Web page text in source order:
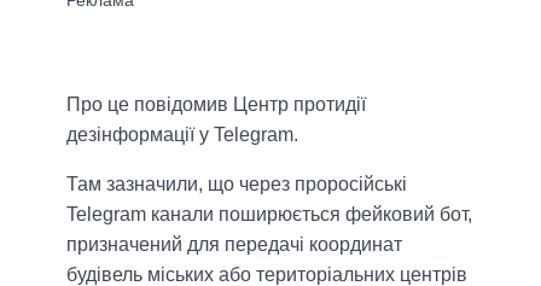
Про це повідомив Центр протидії
дезінформації у Telegram.
Там зазначили, що через проросійські
Telegram канали поширюється фейковий бот,
призначений для передачі координат
будівель міських або територіальних центрів